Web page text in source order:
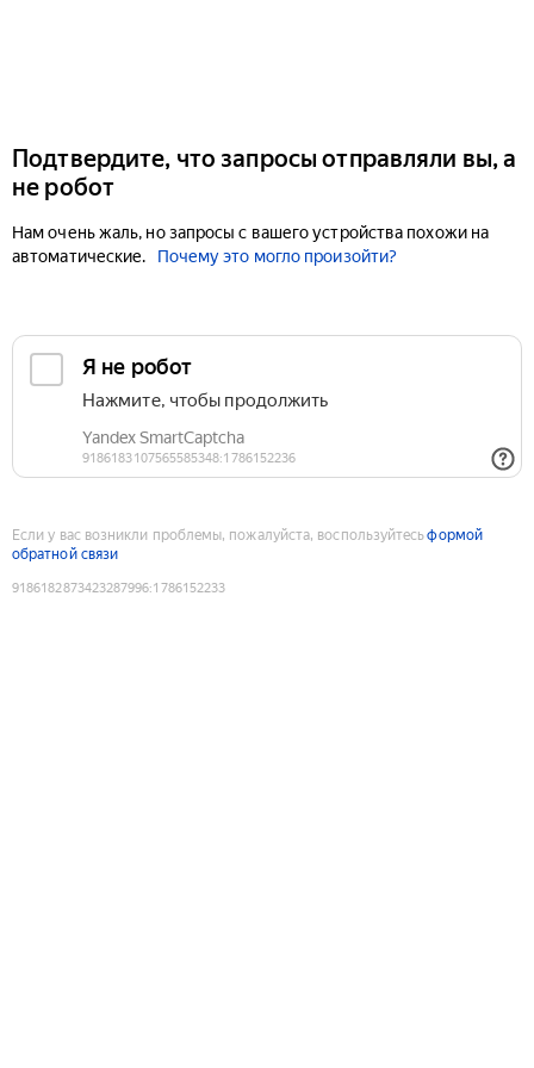
Подтвердите, что запросы отправляли вы, а
не робот
Нам очень жаль, но запросы с вашего устройства похожи на
автоматические.
Почему это могло произойти?
Если у вас возникли проблемы, пожалуйста, воспользуйтесьформой
обратной связи
9186182873423287996:1786152233